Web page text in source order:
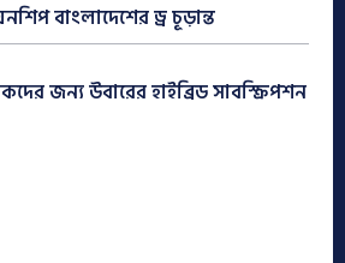
বাংলাদেশের ড্র চূড়ান্ত
জন্য উবারের হাইব্রিড সাবস্ক্রিপশন